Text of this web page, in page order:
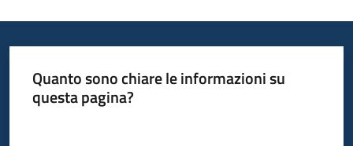
Quanto sono chiare le informazioni su
questa pagina?